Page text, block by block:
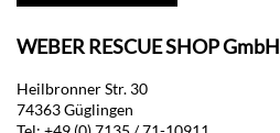
WEBER RESCUE SHOP GmbH
Heilbronner Str. 30
74363 Güglingen